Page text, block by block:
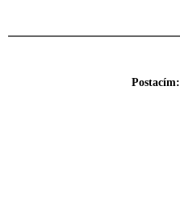
Postacím: